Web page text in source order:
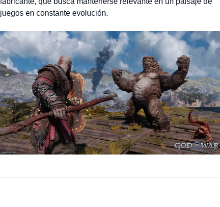
juegos en constante evolución.